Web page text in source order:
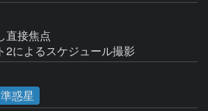
直接焦点
2によるスケジュール撮影
惑星